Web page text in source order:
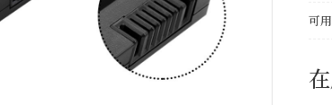
可用